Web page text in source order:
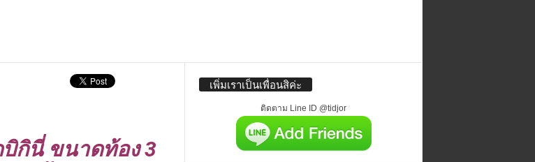
กินี่ ขนาดท้อง 3
เพิ่มเราเป็นเพื่อนสิค่ะ
ติดตาม Line ID @tidjor